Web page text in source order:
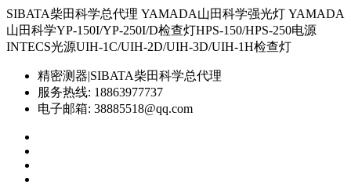
SIBATA柴田科学总代理 YAMADA山田科学强光灯 YAMADA
山田科学YP-150I/YP-250I/D检查灯HPS-150/HPS-250电源
INTECS光源UIH-1C/UIH-2D/UIH-3D/UIH-1H检查灯
精密测器|SIBATA柴田科学总代理
服务热线: 18863977737
电子邮箱: 38885518@qq.com